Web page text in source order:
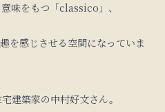
味をもつ「classico」、
を感じさせる空間になっていま
建築家の中村好文さん。